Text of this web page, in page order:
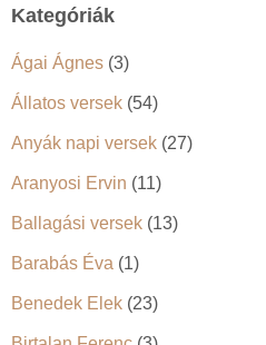
Kategóriák
Ágai Ágnes (3)
Állatos versek (54)
Anyák napi versek (27)
Aranyosi Ervin (11)
Ballagási versek (13)
Barabás Éva (1)
Benedek Elek (23)